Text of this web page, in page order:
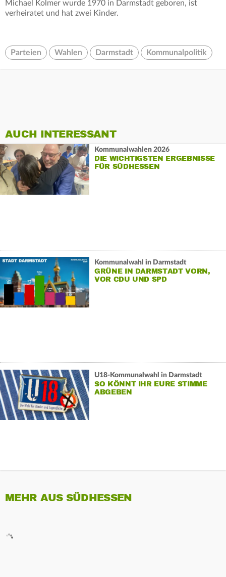
Michael Kolmer wurde 1970 in Darmstadt geboren, ist
verheiratet und hat zwei Kinder.
Parteien Wahlen Darmstadt Kommunalpolitik
AUCH INTERESSANT
Kommunalwahlen 2026
DIE WICHTIGSTEN ERGEBNISSE
FÜR SÜDHESSEN
Kommunalwahl in Darmstadt
GRÜNE IN DARMSTADT VORN,
VOR CDU UND SPD
U18-Kommunalwahl in Darmstadt
SO KÖNNT IHR EURE STIMME
ABGEBEN
MEHR AUS SÜDHESSEN